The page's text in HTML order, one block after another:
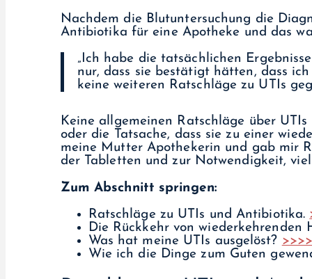
Nachdem die Blutuntersuchung die
Antibiotika für eine Apotheke und das
„Ich habe die tatsächlichen
nur, dass sie bestätigt hätten, dass
keine weiteren Ratschläge zu UTIs
Keine allgemeinen Ratschläge über
oder die Tatsache, dass sie zu einer
meine Mutter Apothekerin und gab mir
der Tabletten und zur Notwendigkeit,
Zum Abschnitt springen:
Ratschläge zu UTIs und Antibiotika.
Die Rückkehr von wiederkehrenden
Was hat meine UTIs ausgelöst?
Wie ich die Dinge zum Guten